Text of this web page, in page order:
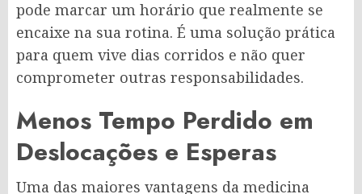
pode marcar um horário que realmente se
encaixe na sua rotina. É uma solução prática
para quem vive dias corridos e não quer
comprometer outras responsabilidades.
Menos Tempo Perdido em
Deslocações e Esperas
Uma das maiores vantagens da medicina